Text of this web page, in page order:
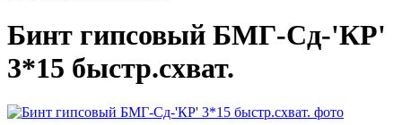
Бинт гипсовый БМГ-Сд-'КР'
3*15 быстр.схват.